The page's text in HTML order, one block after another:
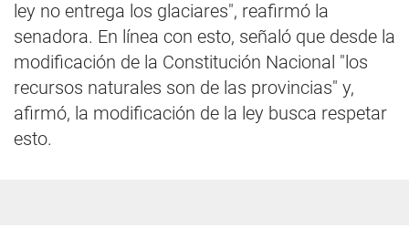
ley no entrega los glaciares", reafirmó la
senadora. En línea con esto, señaló que desde la
modificación de la Constitución Nacional "los
recursos naturales son de las provincias" y,
afirmó, la modificación de la ley busca respetar
esto.